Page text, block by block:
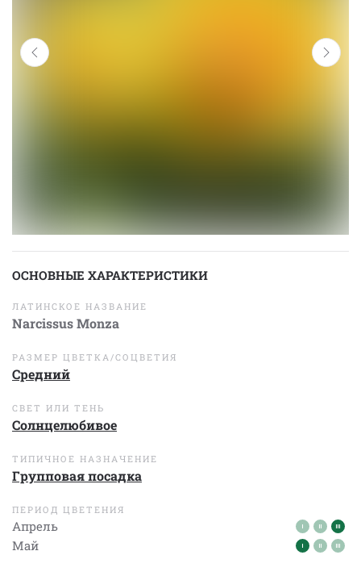
ОСНОВНЫЕ ХАРАКТЕРИСТИКИ
ЛАТИНСКОЕ НАЗВАНИЕ
Narcissus Monza
РАЗМЕР ЦВЕТКА/СОЦВЕТИЯ
Средний
СВЕТ ИЛИ ТЕНЬ
Солнцелюбивое
ТИПИЧНОЕ НАЗНАЧЕНИЕ
Групповая посадка
ПЕРИОД ЦВЕТЕНИЯ
Апрель
Май